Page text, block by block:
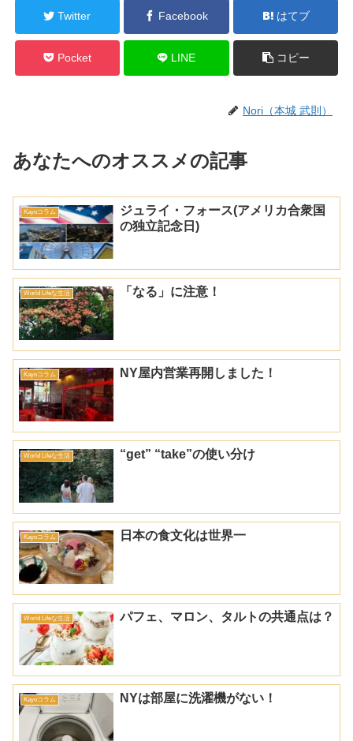
Twitter Facebook はてブ
Pocket LINE コピー
Nori（本城 武則）
あなたへのオススメの記事
Kayoコラム
ジュライ・フォース(アメリカ合衆国
の独立記念日)
World Lifeな生活 「なる」に注意！
Kayoコラム NY屋内営業再開しました！
World Lifeな生活 “get” “take”の使い分け
Kayoコラム 日本の食文化は世界一
World Lifeな生活 パフェ、マロン、タルトの共通点は？
Kayoコラム NYは部屋に洗濯機がない！